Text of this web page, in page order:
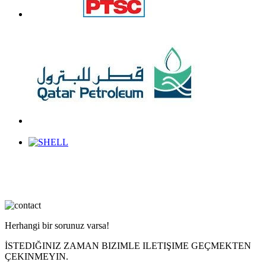
Herhangi bir sorunuz varsa!
İSTEDIĞINIZ ZAMAN BIZIMLE ILETIŞIME GEÇMEKTEN
ÇEKINMEYIN.